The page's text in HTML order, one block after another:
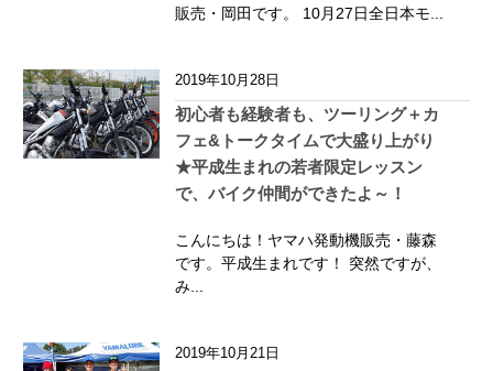
販売・岡田です。 10月27日全日本モ...
2019年10月28日
初心者も経験者も、ツーリング＋カ
フェ&トークタイムで大盛り上がり
★平成生まれの若者限定レッスン
で、バイク仲間ができたよ～！
こんにちは！ヤマハ発動機販売・藤森
です。平成生まれです！ 突然ですが、
み...
2019年10月21日